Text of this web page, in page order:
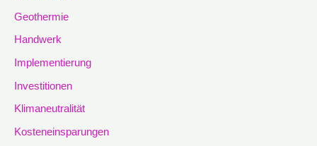
Geothermie
Handwerk
Implementierung
Investitionen
Klimaneutralität
Kosteneinsparungen